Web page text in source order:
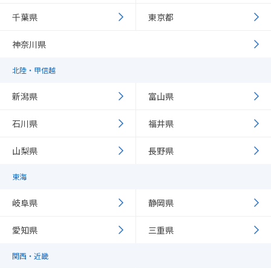
千葉県 東京都
神奈川県
北陸・甲信越
新潟県 富山県
石川県 福井県
山梨県 長野県
東海
岐阜県 静岡県
愛知県 三重県
関西・近畿